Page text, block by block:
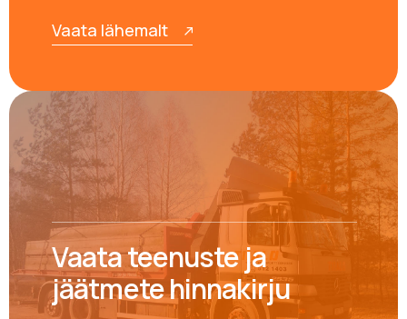
Vaata lähemalt
Vaata teenuste ja
jäätmete hinnakirju